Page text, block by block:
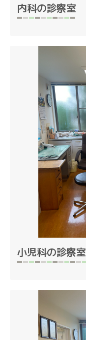
内科の診察室
小児科の診察室